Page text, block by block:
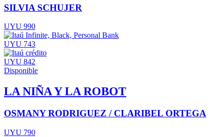
SILVIA SCHUJER
UYU 990
UYU 743
UYU 842
Disponible
LA NIÑA Y LA ROBOT
OSMANY RODRIGUEZ / CLARIBEL ORTEGA
UYU 790